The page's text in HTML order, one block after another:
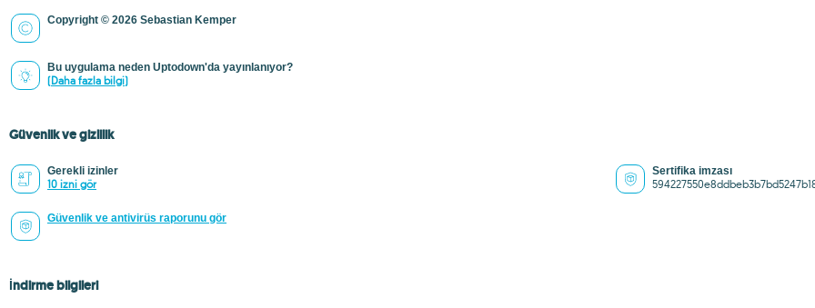
Copyright © 2026 Sebastian Kemper
Bu uygulama neden Uptodown'da yayınlanıyor?
(Daha fazla bilgi)
Güvenlik ve gizlilik
Gerekli izinler
10 izni gör
Sertifika imzası
Güvenlik ve antivirüs raporunu gör
İndirme bilgileri